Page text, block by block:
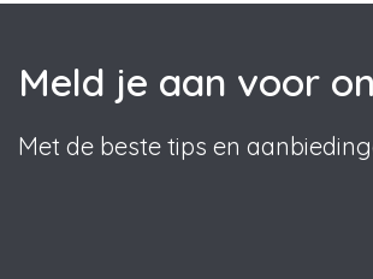
Meld je aan voor
Met de beste tips en